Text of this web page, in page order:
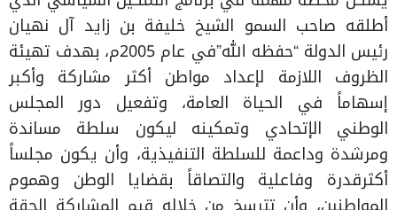
أطلقه صاحب السمو الشيخ خليفة بن زايد آل نهيان
رئيس الدولة “حفظه الله”في عام 2005م، بهدف تهيئة
الظروف اللازمة لإعداد مواطن أكثر مشاركة وأكبر
إسهاماً في الحياة العامة، وتفعيل دور المجلس
الوطني الإتحادي وتمكينه ليكون سلطة مساندة
ومرشدة وداعمة للسلطة التنفيذية، وأن يكون مجلساً
أكثرقدرة وفاعلية والتصاقاً بقضايا الوطن وهموم